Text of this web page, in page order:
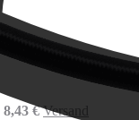
8,43 € Versand